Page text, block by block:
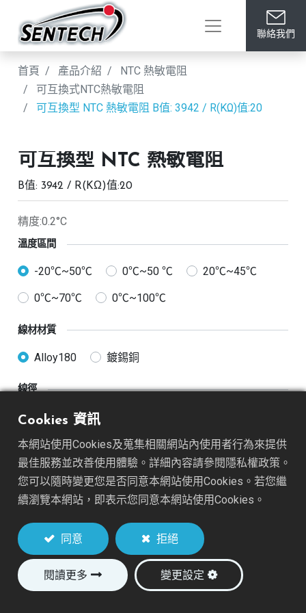
聯絡我們
首頁 產品介紹
NTC 熱敏電阻
可互換式NTC熱敏電阻
可互換型 NTC 熱敏電阻 B值: 3942 / R(KΩ)值:20
可互換型 NTC 熱敏電阻
B值: 3942 / R(KΩ)值:20
精度:0.2°C
溫度區間
-20℃~50℃ 0℃~50 ℃ 20℃~45℃
0℃~70℃ 0℃~100℃
線材材質
Alloy180 鍍錫銅
線徑
26AWG
線材長度
50mm(2") 76mm(3")
Cookies 資訊
本網站使用Cookies及蒐集相關網站內使用者行為來提供
最佳服務並改善使用體驗。詳細內容請參閱隱私權政策。
您可以隨時變更您是否同意本網站使用Cookies。若您繼
續瀏覽本網站，即表示您同意本網站使用Cookies。
同意 拒絕
閱讀更多 變更設定